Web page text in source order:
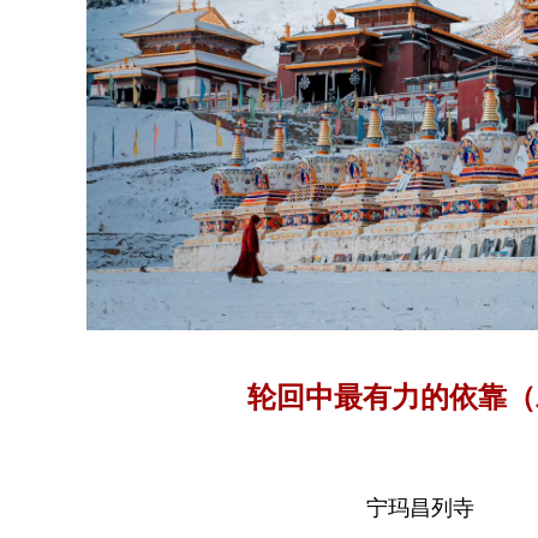
轮回中最有力的依靠
宁玛昌列寺